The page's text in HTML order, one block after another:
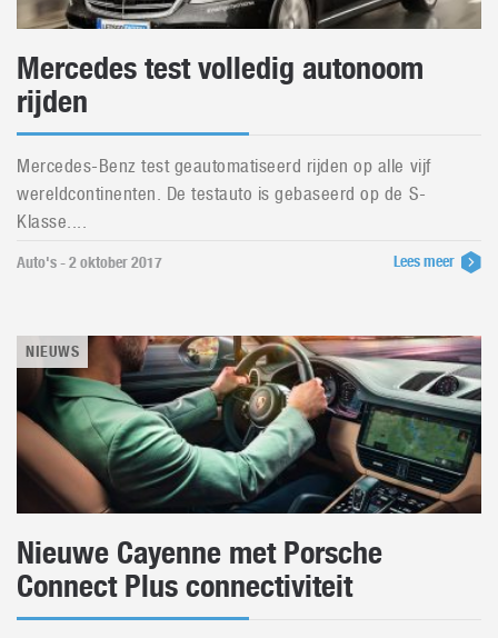
Mercedes test volledig autonoom
rijden
Mercedes-Benz test geautomatiseerd rijden op alle vijf
wereldcontinenten. De testauto is gebaseerd op de S-
Klasse....
Auto's - 2 oktober 2017 Lees meer
NIEUWS
Nieuwe Cayenne met Porsche
Connect Plus connectiviteit